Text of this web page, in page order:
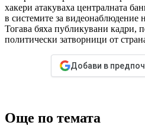
хакери атакуваха централната
в системите за видеонаблюдение
Тогава бяха публикувани кадри,
политически затворници от
Добави в
Още по темата